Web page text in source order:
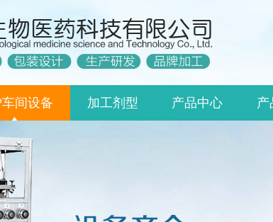
车间设备 加工剂型 产品中心 产